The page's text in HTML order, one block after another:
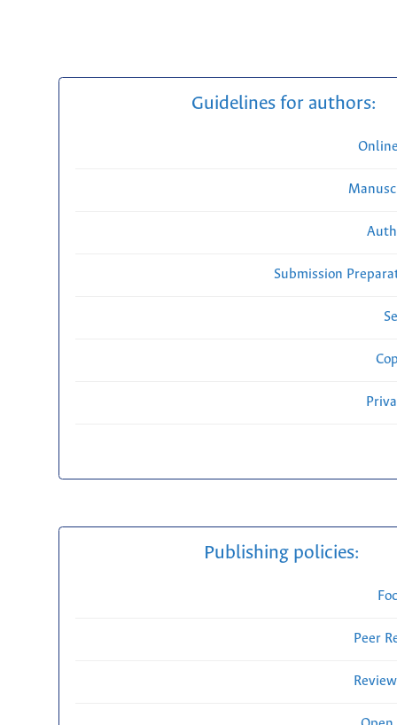
Guidelines for authors:
Submission
Publishing policies:
Peer